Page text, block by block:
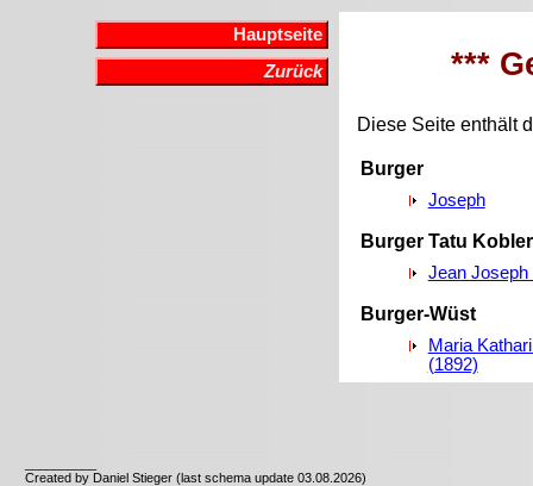
Hauptseite
Zurück
***
Diese Seite enthält
Burger
Joseph
Burger Tatu Kobler
Jean Joseph
Burger-Wüst
Maria
(1892)
Created by Daniel Stieger (last schema update 03.08.2026)